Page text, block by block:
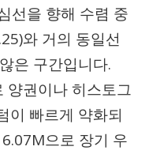
선을 향해 수렴 중
와 거의 동일선
은 구간입니다.
양권이나 히스토그
이 빠르게 약화되
으로 장기 우